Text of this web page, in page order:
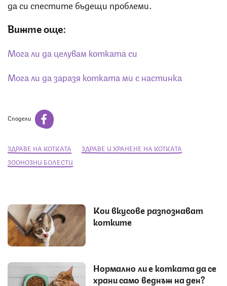
да си спестите бъдещи проблеми.
Вижте още:
Мога ли да целувам котката си
Мога ли да заразя котката ми с настинка
Сподели
ЗДРАВЕ НА КОТКАТА
ЗДРАВЕ И ХРАНЕНЕ НА КОТКАТА
ЗООНОЗНИ БОЛЕСТИ
Кои вкусове разпознават
котките
Нормално ли е котката да се
храни само веднъж на ден?